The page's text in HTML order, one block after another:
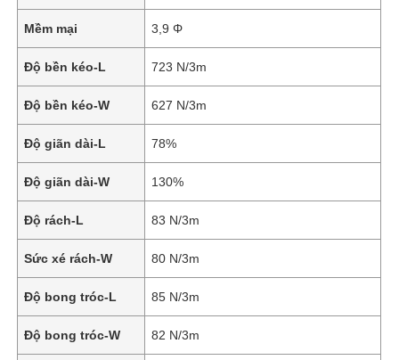
Mềm mại 3,9 Φ
Độ bền kéo-L 723 N/3m
Độ bền kéo-W 627 N/3m
Độ giãn dài-L 78%
Độ giãn dài-W 130%
Độ rách-L 83 N/3m
Sức xé rách-W 80 N/3m
Độ bong tróc-L 85 N/3m
Độ bong tróc-W 82 N/3m